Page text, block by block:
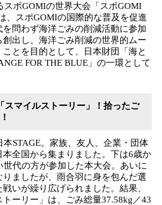
スポGOMIの世界大会「スポGOMI
、スポGOMIの国際的な普及を促進
問わず海洋ごみの削減活動に参加
出し、海洋ごみ削減の世界的ムー
とを目的として、日本財団「海と
FOR THE BLUE」の一環として
スマイルストーリー」！拾ったご
STAGE。家族、友人、企業・団体
全国から集まりました。下は6歳か
世代の方が参加した本大会。あいに
りましたが、雨合羽に身を包んだ選
いが繰り広げられました。結果、
ーリー」は、ごみ総量37.58kg／43